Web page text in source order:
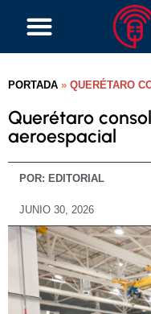
PORTADA » QUERÉTARO
Querétaro
aeroespacial
POR: EDITORIAL
JUNIO 30, 2026